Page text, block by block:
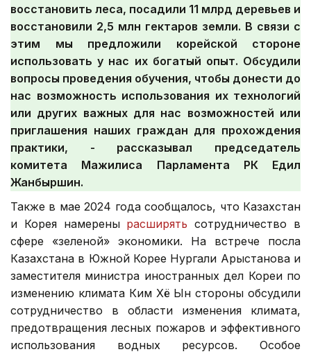
восстановить леса, посадили 11 млрд деревьев и
восстановили 2,5 млн гектаров земли. В связи с
этим мы предложили корейской стороне
использовать у нас их богатый опыт. Обсудили
вопросы проведения обучения, чтобы донести до
нас возможность использования их технологий
или других важных для нас возможностей или
приглашения наших граждан для прохождения
практики, - рассказывал председатель
комитета Мажилиса Парламента РК Едил
Жанбыршин.
Также в мае 2024 года сообщалось, что Казахстан
и Корея намерены расширять сотрудничество в
сфере «зеленой» экономики. На встрече посла
Казахстана в Южной Корее Нургали Арыстанова и
заместителя министра иностранных дел Кореи по
изменению климата Ким Хё Ын стороны обсудили
сотрудничество в области изменения климата,
предотвращения лесных пожаров и эффективного
использования водных ресурсов. Особое